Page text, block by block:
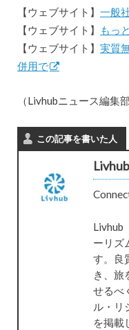
【ウェブサイト】 一般
【ウェブサイト】
もっ
【ウェブサイト】 実質
併用で
（Livhubニュース編集部
この記事を書いた人
Livhub
ーリズ
す。良
き、旅
せるべ
ル・リ
を掲載